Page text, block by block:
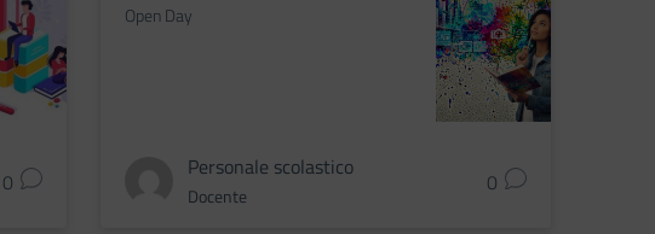
0
Open Day
Personale scolastico
Docente 0